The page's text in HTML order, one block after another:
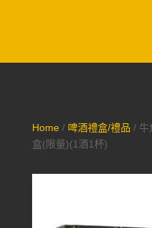
Home/ 啤酒禮盒/禮品 / 牛
盒(限量)(1酒1杯)